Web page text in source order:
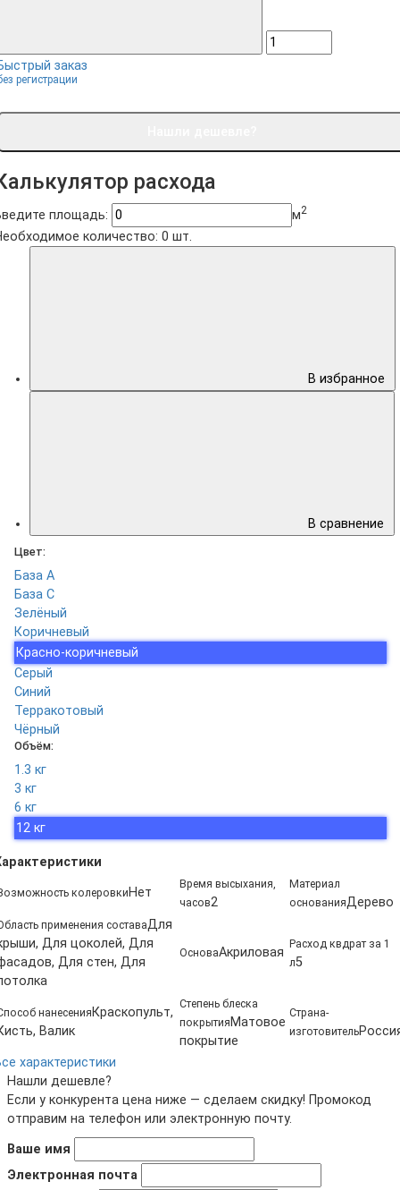
заказ
регистрации
расхода
площадь: м2
количество: 0 шт.
В избранное
В сравнение
Цвет:
База А
База С
Зелёный
Коричневый
Красно-коричневый
Серый
Синий
Терракотовый
Чёрный
Объём:
1.3 кг
3 кг
6 кг
12 кг
колеровки Нет
Время высыхания,
часов2
Материал
основанияДерево
применения составаДля
Для цоколей, Для
Для стен, Для
ОсноваАкриловая
Расход квдрат за 1
л5
нанесения Краскопульт,
Валик
Степень блеска
покрытия Матовое
покрытие
Страна-
изготовитель
характеристики
Нашли дешевле?
Если у конкурента цена ниже — сделаем скидку! Промокод
отправим на телефон или электронную почту.
Ваше имя
Электронная почта